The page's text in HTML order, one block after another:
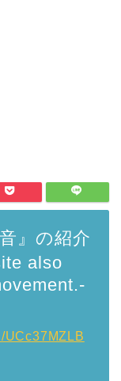
』の紹介
also
UCc37MZLB